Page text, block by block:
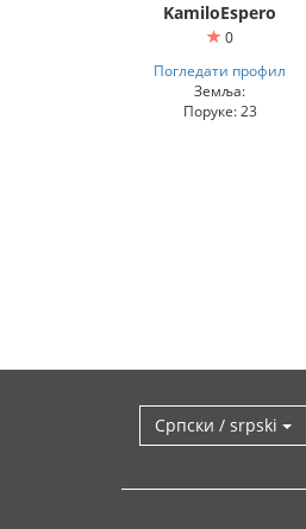
KamiloEspero
0
Погледати профил
Земља:
Поруке: 23
Српски / srpski